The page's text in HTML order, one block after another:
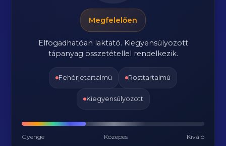
Megfelelően
Elfogadhatóan laktató. Kiegyensúlyozott
tápanyag összetétellel rendelkezik.
Fehérjetartalmú Rosttartalmú
Kiegyensúlyozott
Gyenge Közepes Kiváló